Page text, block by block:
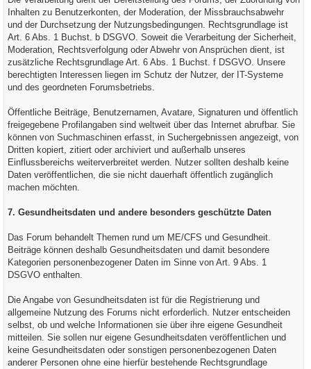
Inhalten zu Benutzerkonten, der Moderation, der Missbrauchsabwehr
und der Durchsetzung der Nutzungsbedingungen. Rechtsgrundlage ist
Art. 6 Abs. 1 Buchst. b DSGVO. Soweit die Verarbeitung der Sicherheit,
Moderation, Rechtsverfolgung oder Abwehr von Ansprüchen dient, ist
zusätzliche Rechtsgrundlage Art. 6 Abs. 1 Buchst. f DSGVO. Unsere
berechtigten Interessen liegen im Schutz der Nutzer, der IT-Systeme
und des geordneten Forumsbetriebs.
Öffentliche Beiträge, Benutzernamen, Avatare, Signaturen und öffentlich
freigegebene Profilangaben sind weltweit über das Internet abrufbar. Sie
können von Suchmaschinen erfasst, in Suchergebnissen angezeigt, von
Dritten kopiert, zitiert oder archiviert und außerhalb unseres
Einflussbereichs weiterverbreitet werden. Nutzer sollten deshalb keine
Daten veröffentlichen, die sie nicht dauerhaft öffentlich zugänglich
machen möchten.
7. Gesundheitsdaten und andere besonders geschützte Daten
Das Forum behandelt Themen rund um ME/CFS und Gesundheit.
Beiträge können deshalb Gesundheitsdaten und damit besondere
Kategorien personenbezogener Daten im Sinne von Art. 9 Abs. 1
DSGVO enthalten.
Die Angabe von Gesundheitsdaten ist für die Registrierung und
allgemeine Nutzung des Forums nicht erforderlich. Nutzer entscheiden
selbst, ob und welche Informationen sie über ihre eigene Gesundheit
mitteilen. Sie sollen nur eigene Gesundheitsdaten veröffentlichen und
keine Gesundheitsdaten oder sonstigen personenbezogenen Daten
anderer Personen ohne eine hierfür bestehende Rechtsgrundlage